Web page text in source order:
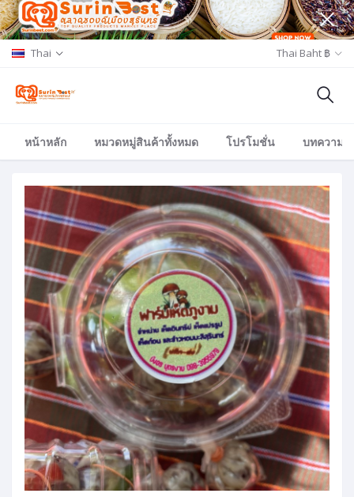
Thai Thai Baht ฿
หน้าหลัก หมวดหมู่สินค้าทั้งหมด โปรโมชั่น บทความ/